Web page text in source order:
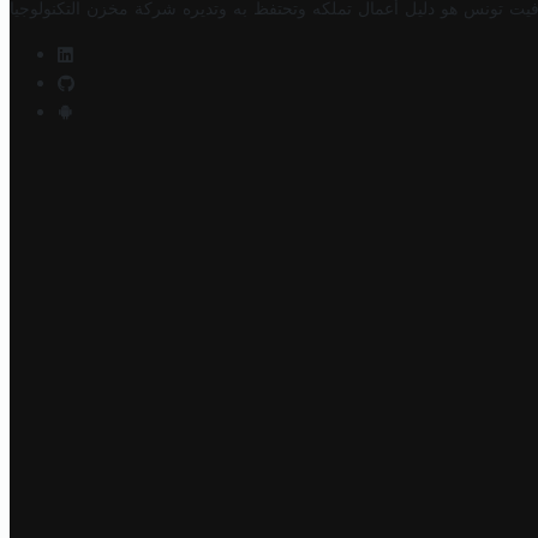
تونس هو دليل أعمال تملكه وتحتفظ به وتديره شركة مخزن التكنولوجيا